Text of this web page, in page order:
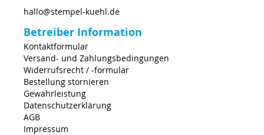
hallo@stempel-kuehl.de
Betreiber Information
Kontaktformular
Versand- und Zahlungsbedingungen
Widerrufsrecht / -formular
Bestellung stornieren
Gewährleistung
Datenschutzerklärung
AGB
Impressum